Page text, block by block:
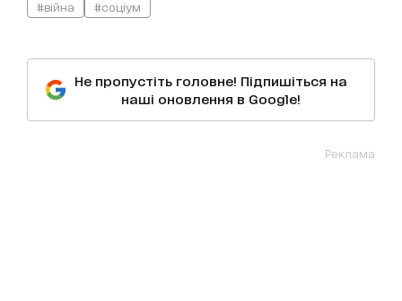
#війна #соціум
Не пропустіть головне! Підпишіться на
наші оновлення в Google!
Реклама